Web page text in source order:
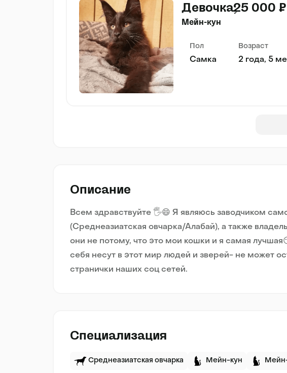
Девочка25 000 ₽
Мейн-кун
Пол
Самка
Возраст
2 года, 5
Описание
Всем здравствуйте 🖐️😄 Я являюсь заводчиком
(Среднеазиатская овчарка/Алабай), а также
они не потому, что это мои кошки и я самая
себя несут в этот мир людей и зверей- не может
странички наших соц сетей.
Специализация
Среднеазиатская овчарка Мейн-кун